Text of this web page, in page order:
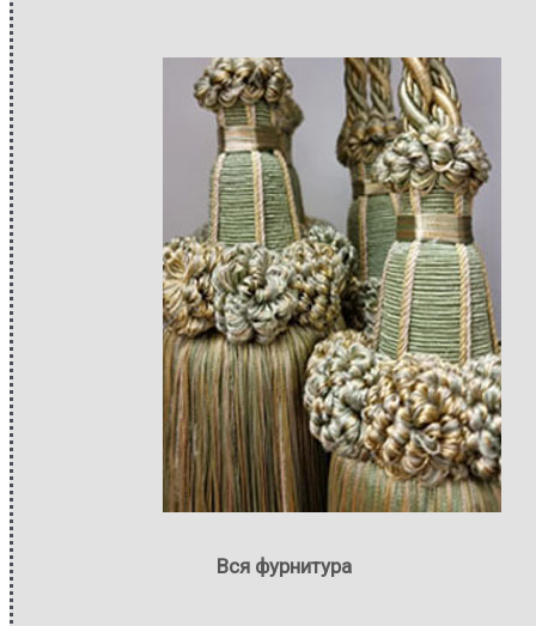
Вся фурнитура